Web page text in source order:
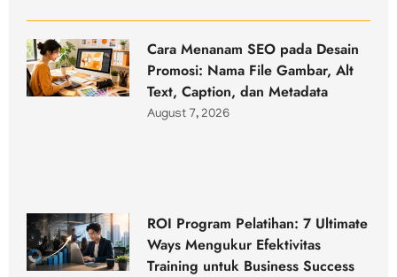
Cara Menanam SEO pada Desain
Promosi: Nama File Gambar, Alt
Text, Caption, dan Metadata
August 7, 2026
ROI Program Pelatihan: 7 Ultimate
Ways Mengukur Efektivitas
Training untuk Business Success